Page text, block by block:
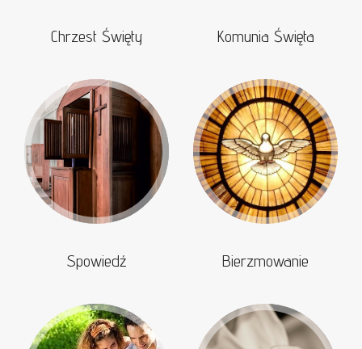
Chrzest Święty Komunia Święta
Spowiedź Bierzmowanie